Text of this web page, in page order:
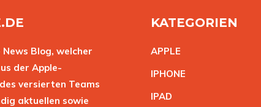
Blog, welcher
der Apple-
versierten Teams
aktuellen sowie
KATEGORIEN
APPLE
IPHONE
IPAD